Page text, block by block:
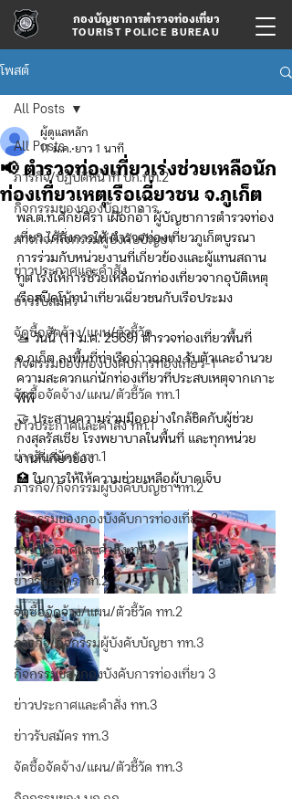
กองบัญชาการตำรวจท่องเที่ยว
TOURIST POLICE BUREAU
โพสต์
All Posts
ภารกิจ/ปฏิบัติหน้าที่ บก.ทท.2
กิจกรรมของกองบัญชาการ
ภารกิจ/กิจกรรมผู้บังคับบัญชา
ข่าวประกาศและคำสั่ง
ข่าวรับสมัคร
จัดซื้อจัดจ้าง/แผน/ตัวชี้วัด
กิจกรรมของกองบังคับการท่องเที่ยว-1
จัดซื้อจัดจ้าง/แผน/ตัวชี้วัด ทท.1
ข่าวประกาศและคำสั่ง ทท.1
ข่าวรับสมัคร ทท.1
ภารกิจ/กิจกรรมผู้บังคับบัญชา ทท.2
กิจกรรมของกองบังคับการท่องเที่ยว-2
ข่าวประกาศและคำสั่ง ทท.2
ข่าวรับสมัคร ทท.2
จัดซื้อจัดจ้าง/แผน/ตัวชี้วัด ทท.2
ภารกิจ/กิจกรรมผู้บังคับบัญชา ทท.3
กิจกรรมของกองบังคับการท่องเที่ยว 3
ข่าวประกาศและคำสั่ง ทท.3
ข่าวรับสมัคร ทท.3
จัดซื้อจัดจ้าง/แผน/ตัวชี้วัด ทท.3
All Posts
📢 ตำรวจท่องเที่ยวเร่งช่วยเหลือนัก
ท่องเที่ยวเหตุเรือเฉี่ยวชน จ.ภูเก็ต
ผู้ดูแลหลัก
11 ม.ค. ยาว 1 นาที
พล.ต.ท.ศักย์ศิรา เผือกอ่ำ ผู้บัญชาการตำรวจท่อง
เที่ยว ได้สั่งการให้ ตำรวจท่องเที่ยวภูเก็ตบูรณา
การร่วมกับหน่วยงานที่เกี่ยวข้องและผู้แทนสถาน
ทูต เร่งให้การช่วยเหลือนักท่องเที่ยวจากอุบัติเหตุ
เรือสปีดโบ้ทนำเที่ยวเฉี่ยวชนกับเรือประมง
🚤 วันนี้ (11 ม.ค. 2569) ตำรวจท่องเที่ยวพื้นที่
จ.ภูเก็ต ลงพื้นที่ท่าเรืออ่าวฉลอง รับตัวและอำนวย
ความสะดวกแก่นักท่องเที่ยวที่ประสบเหตุจากเกาะ
พีพี
🤝 ประสานความร่วมมืออย่างใกล้ชิดกับผู้ช่วย
กงสุลรัสเซีย โรงพยาบาลในพื้นที่ และทุกหน่วย
งานที่เกี่ยวข้อง
🏥 ในการให้ให้ความช่วยเหลือผู้บาดเจ็บ